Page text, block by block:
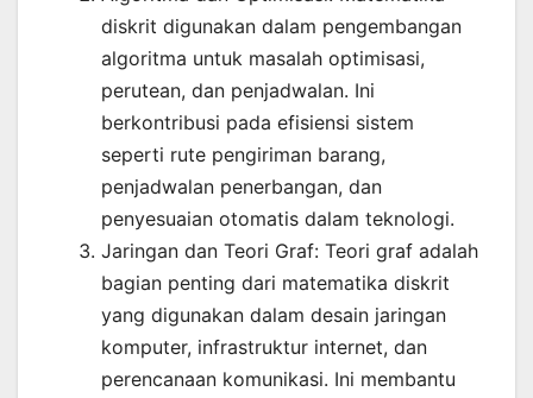
diskrit digunakan dalam pengembangan
algoritma untuk masalah optimisasi,
perutean, dan penjadwalan. Ini
berkontribusi pada efisiensi sistem
seperti rute pengiriman barang,
penjadwalan penerbangan, dan
penyesuaian otomatis dalam teknologi.
Jaringan dan Teori Graf: Teori graf adalah
bagian penting dari matematika diskrit
yang digunakan dalam desain jaringan
komputer, infrastruktur internet, dan
perencanaan komunikasi. Ini membantu